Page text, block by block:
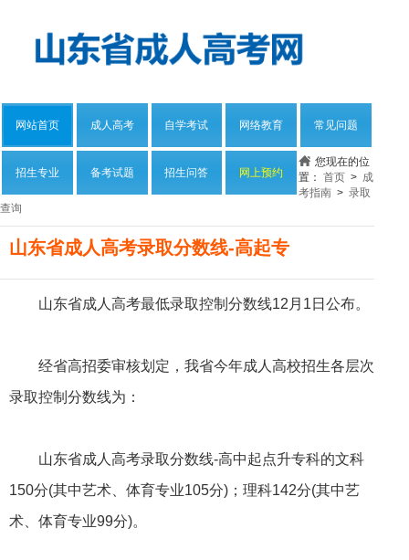
网站首页 成人高考 自学考试 网络教育 常见问题
招生专业 备考试题 招生问答 网上预约
您现在的位
置： 首页 > 成
考指南 > 录取
查询
山东省成人高考录取分数线-高起专
山东省成人高考最低录取控制分数线12月1日公布。
经省高招委审核划定，我省今年成人高校招生各层次
录取控制分数线为：
山东省成人高考录取分数线-高中起点升专科的文科
150分(其中艺术、体育专业105分)；理科142分(其中艺
术、体育专业99分)。